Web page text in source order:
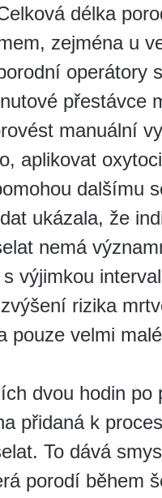
délka
zejména u
operátory
přestávce
manuální
aplikovat
dalšímu
ukázala, že
nemá
výjimkou
rizika
pouze velmi
dvou hodin po
přidaná k
To dává
porodí během